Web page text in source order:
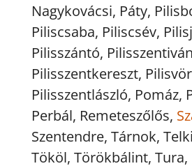
Nagykovácsi, Páty,
Piliscsaba, Piliscsév,
Pilisszántó,
Pilisszentkereszt,
Pilisszentlászló, Pomáz,
Perbál, Remeteszőlős,
Szentendre, Tárnok,
Tököl, Törökbálint,